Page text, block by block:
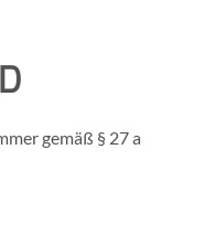
gemäß § 27 a